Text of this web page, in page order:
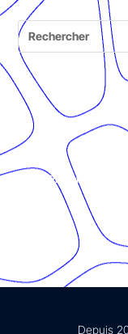
© Présent
Depuis